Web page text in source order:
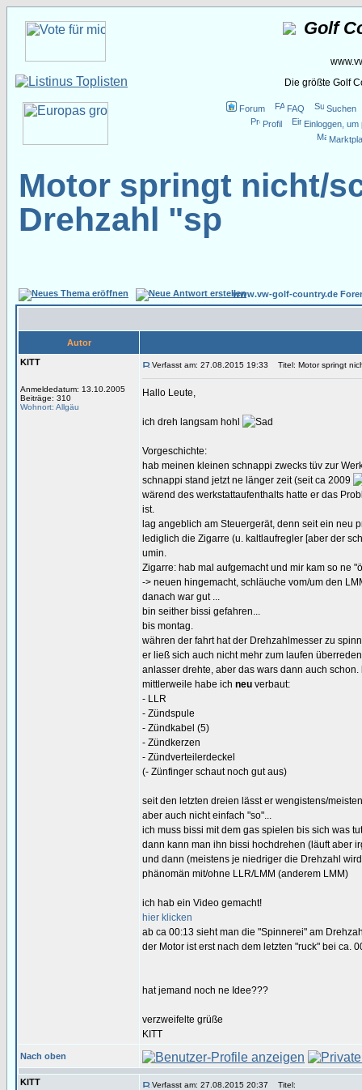
Golf
Die größte Golf
Forum FAQ
Suchen
Profil
Einloggen,
Motor springt nicht/
Drehzahl "sp
www.vw-golf-country.de
Autor
KITT
Anmeldedatum: 13.10.2005
Beiträge: 310
Wohnort: Allgäu
Verfasst am: 27.08.2015 19:33 Titel: Motor springt
Hallo Leute,
ich dreh langsam hohl
Vorgeschichte:
hab meinen kleinen schnappi zwecks tüv zur
schnappi stand jetzt ne länger zeit (seit ca 2009
wärend des werkstattaufenthalts hatte er das
ist.
lag angeblich am Steuergerät, denn seit ein neu
lediglich die Zigarre (u. kaltlaufregler [aber der
umin.
Zigarre: hab mal aufgemacht und mir kam so ne
-> neuen hingemacht, schläuche vom/um den
danach war gut ...
bin seither bissi gefahren...
bis montag.
währen der fahrt hat der Drehzahlmesser zu
er ließ sich auch nicht mehr zum laufen
anlasser drehte, aber das wars dann auch schon.
mittlerweile habe ich neu verbaut:
- LLR
- Zündspule
- Zündkabel (5)
- Zündkerzen
- Zündverteilerdeckel
(- Zünfinger schaut noch gut aus)
seit den letzten dreien lässt er wengistens/
aber auch nicht einfach "so"...
ich muss bissi mit dem gas spielen bis sich was
dann kann man ihn bissi hochdrehen (läuft aber
und dann (meistens je niedriger die Drehzahl
phänomän mit/ohne LLR/LMM (anderem LMM)
ich hab ein Video gemacht!
hier klicken
ab ca 00:13 sieht man die "Spinnerei" am
der Motor ist erst nach dem letzten "ruck" bei ca.
hat jemand noch ne Idee???
verzweifelte grüße
KITT
Nach oben
KITT Verfasst am: 27.08.2015 20:37 Titel: